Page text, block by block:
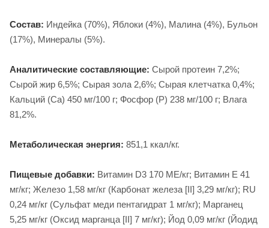
Состав: Индейка (70%), Яблоки (4%), Малина (4%), Бульон
(17%), Минералы (5%).
Аналитические составляющие: Сырой протеин 7,2%;
Сырой жир 6,5%; Сырая зола 2,6%; Сырая клетчатка 0,4%;
Кальций (Са) 450 мг/100 г; Фосфор (P) 238 мг/100 г; Влага
81,2%.
Метаболическая энергия: 851,1 ккал/кг.
Пищевые добавки: Витамин D3 170 МЕ/кг; Витамин E 41
мг/кг; Железо 1,58 мг/кг (Карбонат железа [II] 3,29 мг/кг); RU
0,24 мг/кг (Сульфат меди пентагидрат 1 мг/кг); Марганец
5,25 мг/кг (Оксид марганца [II] 7 мг/кг); Йод 0,09 мг/кг (Йодид